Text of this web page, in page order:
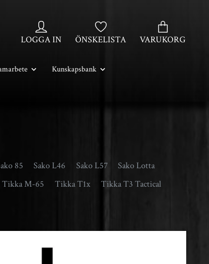
LOGGA IN ÖNSKELISTA VARUKORG
Kunskapsbank
85 Sako L46 Sako L57
Sako Lotta
Tikka M-65 Tikka T1x
Tikka T3 Tactical